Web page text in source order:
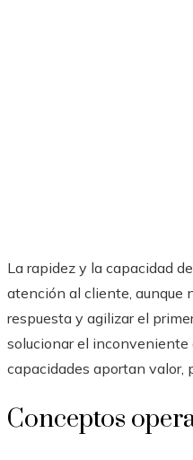
La rapidez y la capacidad
atención al cliente, aunque
respuesta y agilizar el
solucionar el inconveniente
capacidades aportan valor,
Conceptos